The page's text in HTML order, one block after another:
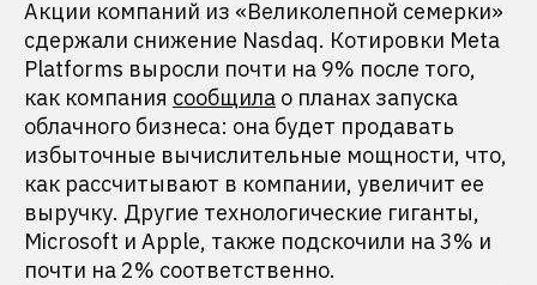
Акции компаний из «Великолепной семерки»
сдержали снижение Nasdaq. Котировки Meta
Platforms выросли почти на 9% после того,
как компания сообщила о планах запуска
облачного бизнеса: она будет продавать
избыточные вычислительные мощности, что,
как рассчитывают в компании, увеличит ее
выручку. Другие технологические гиганты,
Microsoft и Apple, также подскочили на 3% и
почти на 2% соответственно.